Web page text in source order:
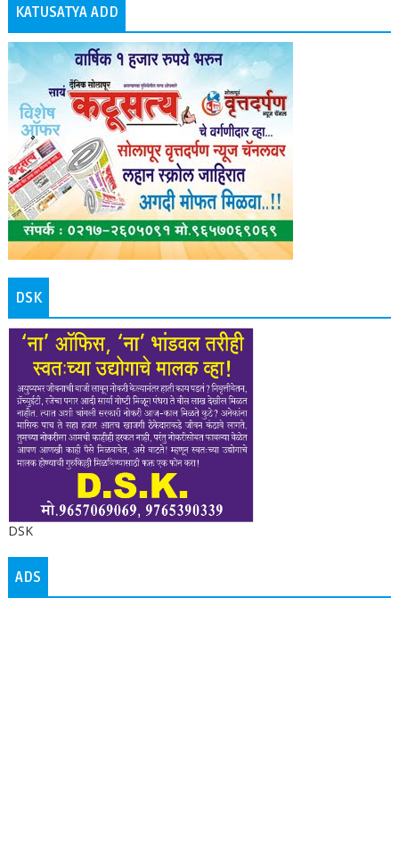
KATUSATYA ADD
DSK
DSK
ADS